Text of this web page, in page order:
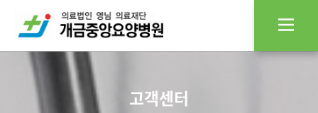
고객센터